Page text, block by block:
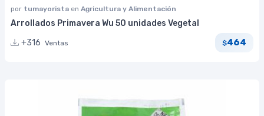
por tumayorista en Agricultura y Alimentación
Arrollados Primavera Wu 50 unidades Vegetal
+316 Ventas $464